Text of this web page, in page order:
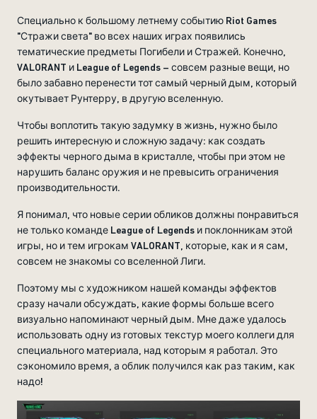
Специально к большому летнему событию Riot Games
"Стражи света" во всех наших играх появились
тематические предметы Погибели и Стражей. Конечно,
VALORANT и League of Legends – совсем разные вещи, но
было забавно перенести тот самый черный дым, который
окутывает Рунтерру, в другую вселенную.
Чтобы воплотить такую задумку в жизнь, нужно было
решить интересную и сложную задачу: как создать
эффекты черного дыма в кристалле, чтобы при этом не
нарушить баланс оружия и не превысить ограничения
производительности.
Я понимал, что новые серии обликов должны понравиться
не только команде League of Legends и поклонникам этой
игры, но и тем игрокам VALORANT, которые, как и я сам,
совсем не знакомы со вселенной Лиги.
Поэтому мы с художником нашей команды эффектов
сразу начали обсуждать, какие формы больше всего
визуально напоминают черный дым. Мне даже удалось
использовать одну из готовых текстур моего коллеги для
специального материала, над которым я работал. Это
сэкономило время, а облик получился как раз таким, как
надо!